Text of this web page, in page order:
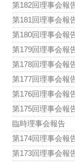
第182回理事会報
第181回理事会報
第180回理事会報
第179回理事会報
第178回理事会報
第177回理事会報
第176回理事会報
第175回理事会報
臨時理事会報告
第174回理事会報
第173回理事会報